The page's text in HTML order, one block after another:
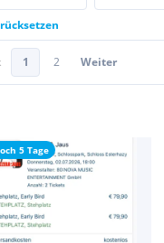
1 2 Weiter
5 Tage